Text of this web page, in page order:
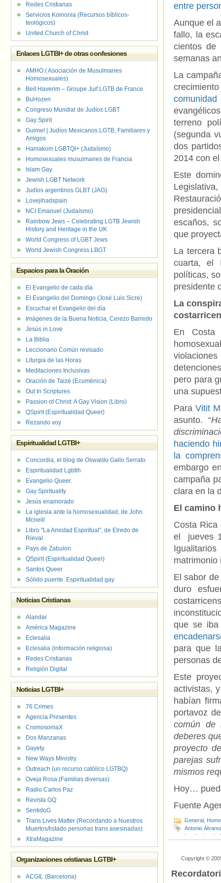
entre
Aunque el
fallo, la
cientos de
semanas
La
terreno
(segunda
dos
2014 con
Este
escaños,
que
La tercera
cuarta, el
políticas,
presidente
La
En
pero para
una
Para Vitit
asunto. “
haciendo
la
embargo
campaña
clara en la
El camino
Costa
el jueves
matrimonio
El sabor
duro
que se
para que
personas
Este
activistas,
habían
portavoz
común de
deberes
proyecto
parejas
mismos
Hoy…
Fuente
General
Antonio
Igualitarios de
Copyright ©
Redes Cristianas
Servicios Koinonia (Recursos bíblicos-
teológicos)
United Church of Christ
Enlaces LGTBI+ de otras confesiones
AMHO ( Asociación de Musulmanes
Homosexuales)
Beit Haverim – Groupe Juif LGTB de France
BuHozen
Congreso Mundial de Judíos LGBT
Gay Spirit
Guimel | Judíos Mexicanos LGTB, Familiares y
Amigos
Hamakom LGBTQI+ (Judaísmo)
Homosexuales musulmanes de Francia
Islam Gay
Jewish LGBT Network
Judíos argentinos GLBT (JAG)
Lovejihadspain
NCI Emanuel (Judaísmo)
Rainbow Jews – Celebrating LGTB Jewish
History and Heritage in the UK
World Congress of LGBT Jews
World Jewish Congress LBGT
Espacios para la Oración
El Evangelio de cada día
El Evangelio del Domingo (José Luis Sicre)
Escuchar el Evangelio del día
Imágenes de la Buena Noticia, Cerezo Barredo
Jesús in Love
La Biblia
Leccionario Común revisado
Liturgia de las Horas
Meditaciones Inclusivas
Oración de Taizé (Ecuménica)
Out In Scriptures
Passion of Christ: A Gay Vision (Libro)
QSpirit (Espiritualidad Queer)
Rezando voy
Espiritualidad LGTBI+
Concordia, el blog de Oswaldo Gallo Serrato
Espiritualidad Lgbtih
Evangelio Queer.
Gay Spirituality
Jesús enamorado
La iglesia ante la homosexualidad, de John
Mcneill
Libro "La Amistad Espiritual", de Elredo de
Rieval.
Pays de Zabulon
QSpirit (Espiritualidad Queer)
Santos Queer
Sólido puente. Espiritualidad gay
Noticias Cristianas
Alandar
América Magazine
Eclesalia
Eclesalia (información religiosa)
Redes Cristianas
Religión Digital
Noticias LGTBI+
76 Crimes
Agencia Presentes
CromosomaX
Dos Manzanas
Gayety
New Ways Ministry
Outreach (un recurso católico LGTBQ)
Oveja Rosa (Familias diversas)
Radio Carlos Paz
Revista GQ
SentidoG
Trans Lives Matter (Recordando a Nuestros
Muertos/listado personas trans asesinadas)
XtraMagazine
Organizaciones cristianas LGTBI+
ACGIL (Barcelona)